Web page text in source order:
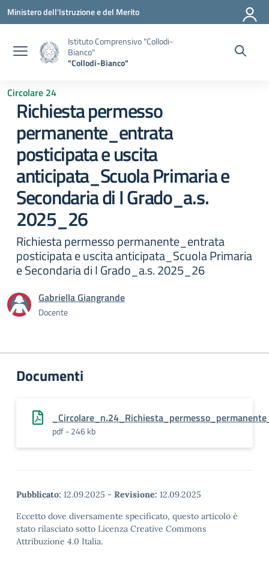
Vai ai contenuti
Vai al menu di navigazione
Vai al footer
Ministero dell'Istruzione e del Merito
Istituto Comprensivo "Collodi-
Bianco"
"Collodi-Bianco"
Circolare 24
Richiesta permesso
permanente_entrata
posticipata e uscita
anticipata_Scuola Primaria e
Secondaria di I Grado_a.s.
2025_26
Richiesta permesso permanente_entrata
posticipata e uscita anticipata_Scuola Primaria
e Secondaria di I Grado_a.s. 2025_26
Gabriella Giangrande
Docente
Documenti
pdf - 246 kb
Pubblicato: 12.09.2025 - Revisione: 12.09.2025
Eccetto dove diversamente specificato, questo articolo è
stato rilasciato sotto Licenza Creative Commons
Attribuzione 4.0 Italia.